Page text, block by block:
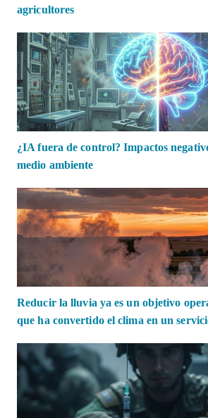
agricultores
¿IA fuera de control? Impactos
medio ambiente
Reducir la lluvia ya es un objetivo
que ha convertido el clima en un